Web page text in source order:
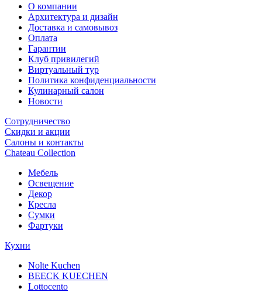
О компании
Архитектура и дизайн
Доставка и самовывоз
Оплата
Гарантии
Клуб привилегий
Виртуальный тур
Политика конфиденциальности
Кулинарный салон
Новости
Сотрудничество
Скидки и акции
Салоны и контакты
Chateau Collection
Мебель
Освещение
Декор
Кресла
Сумки
Фартуки
Кухни
Nolte Kuchen
BEECK KUECHEN
Lottocento